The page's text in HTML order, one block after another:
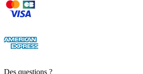
Des questions ?